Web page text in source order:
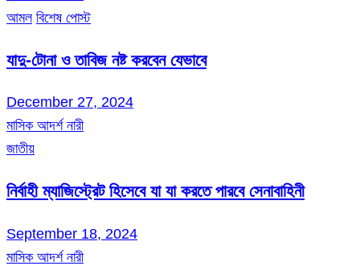
আমল বিশেষ পোস্ট
যাদু-টোনা ও তাবিজ নষ্ট করবেন যেভাবে
December 27, 2024
মাসিক আদর্শ নারী
জাতীয়
নির্বাহী ম্যাজিস্ট্রেট হিসেবে যা যা করতে পারবে সেনাবাহিনী
September 18, 2024
মাসিক আদর্শ নারী